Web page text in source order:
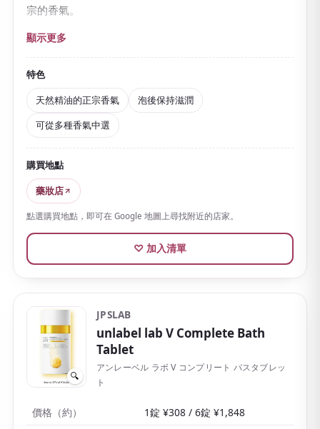
宗的香氣。
香氣有檸檬草＆佛手柑、洋甘菊＆快樂鼠尾草、乳香＆
檀香、雪松＆天竺葵等數種，可依當天心情或場景選
擇，正是其魅力。添加松樹、檜木等中所含的香氣成分
「α-蒎烯」，調成令人想深呼吸、講究放鬆的香氣。
採用澳洲世界遺產鯊魚灣產的天然海鹽，並添加植物來
源的保濕成分，泡後也能保持滋潤舒適。
持續到泡浴之後，很適合一天結束時犒賞自己的沐浴時
光。
還有一次量的分包以及可試4種香氣的組合套裝，無論試
用還是送禮都好選。
顯示更多
特色
天然精油的正宗香氣
泡後保持滋潤
可從多種香氣中選
購買地點
藥妝店
點選購買地點，即可在 Google 地圖上尋找附近的店家。
♡ 加入清單
🔍
JPSLAB
unlabel lab V Complete Bath
Tablet
アンレーベル ラボ V コンプリート バスタブレッ
ト
價格（約）
1錠 ¥308 / 6錠 ¥1,848